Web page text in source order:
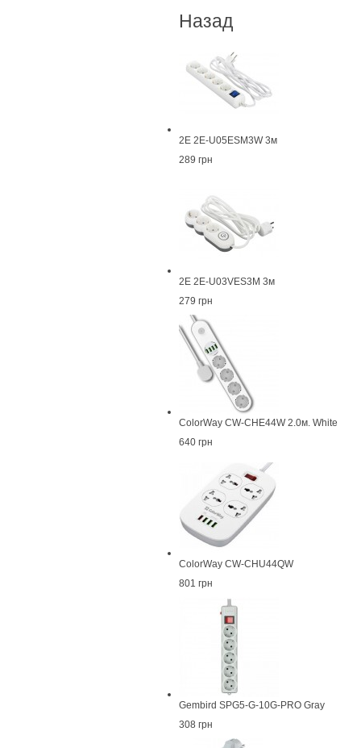
Назад
2E 2E-U05ESM3W 3м
289 грн
2E 2E-U03VES3M 3м
279 грн
СolorWay CW-CHE44W 2.0м. White
640 грн
ColorWay CW-CHU44QW
801 грн
Gembird SPG5-G-10G-PRO Gray
308 грн